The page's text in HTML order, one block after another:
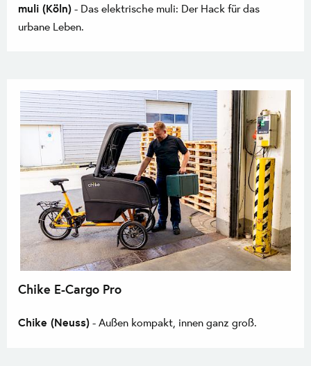
muli (Köln)- Das elektrische muli: Der Hack für das
urbane Leben.
Chike E-Cargo Pro
Chike (Neuss)- Außen kompakt, innen ganz groß.